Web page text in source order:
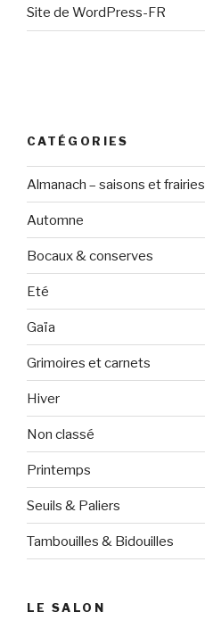
Site de WordPress-FR
CATÉGORIES
Almanach – saisons et frairies
Automne
Bocaux & conserves
Eté
Gaïa
Grimoires et carnets
Hiver
Non classé
Printemps
Seuils & Paliers
Tambouilles & Bidouilles
LE SALON